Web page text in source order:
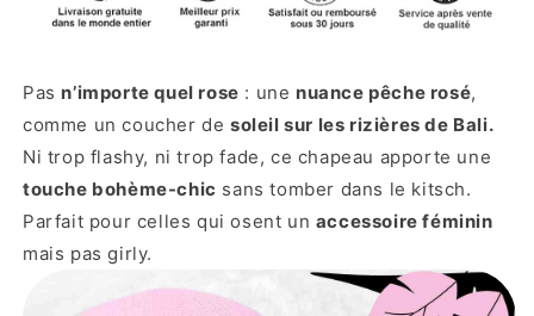
Pas n’importe quel rose : une nuance pêche rosé,
comme un coucher desoleil sur les rizières de Bali.
Ni trop flashy, ni trop fade, ce chapeau apporte une
touche bohème-chic sans tomber dans le kitsch.
Parfait pour celles qui osent un accessoire féminin
mais pas girly.